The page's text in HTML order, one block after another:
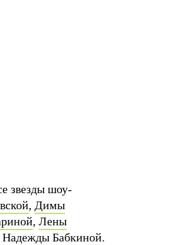
звезды шоу-
, Димы
, Лены
Надежды Бабкиной.